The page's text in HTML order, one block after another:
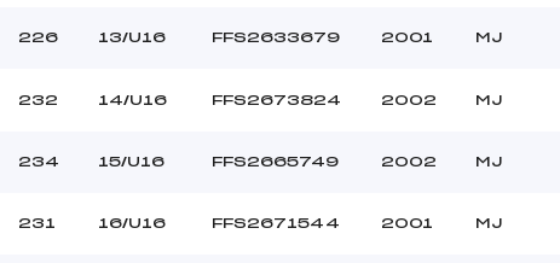
226 13/U16 FFS2633679 2001 MJ
232 14/U16 FFS2673824 2002 MJ
234 15/U16 FFS2665749 2002 MJ
231 16/U16 FFS2671544 2001 MJ